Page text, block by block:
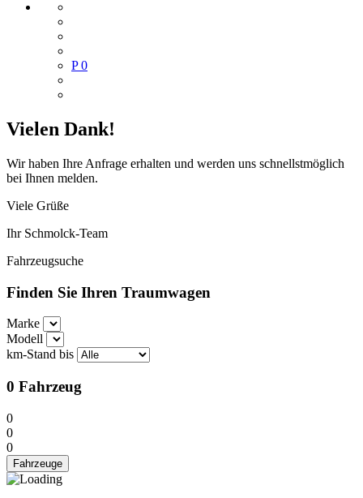
P 0
Vielen Dank!
Wir haben Ihre Anfrage erhalten und werden uns schnellstmöglich
bei Ihnen melden.
Viele Grüße
Ihr Schmolck-Team
Fahrzeugsuche
Finden Sie Ihren Traumwagen
Marke
Modell
km-Stand bis
0 Fahrzeug
0
0
0
Fahrzeuge